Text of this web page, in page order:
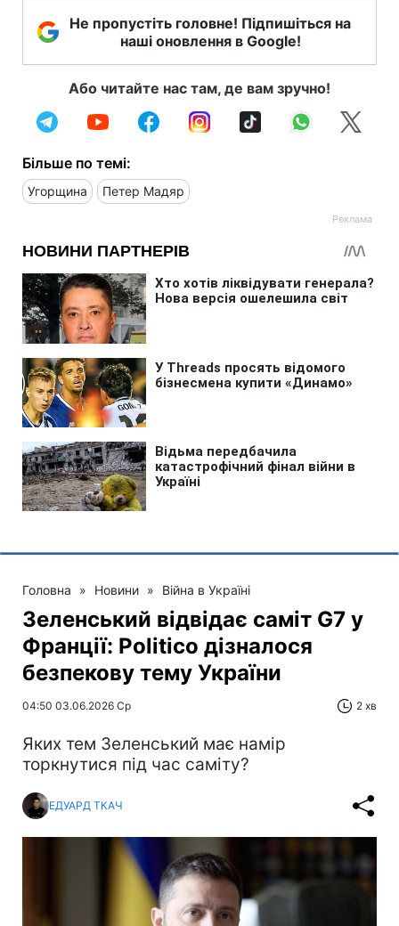
Не пропустіть головне! Підпишіться на
наші оновлення в Google!
Або читайте нас там, де вам зручно!
Більше по темі:
Угорщина Петер Мадяр
Головна » Новини » Війна в Україні
Зеленський відвідає саміт G7 у
Франції: Politico дізналося
безпекову тему України
04:50 03.06.2026 Ср 2 хв
Яких тем Зеленський має намір
торкнутися під час саміту?
ЕДУАРД ТКАЧ